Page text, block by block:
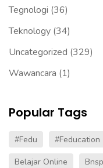
Tegnologi (36)
Teknology (34)
Uncategorized (329)
Wawancara (1)
Popular Tags
#fedu #Feducation
Belajar Online
Bnsp